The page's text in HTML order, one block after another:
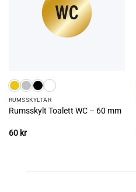
RUMS­SKYLTAR
Rumsskylt Toalett WC – 60 mm
60 kr